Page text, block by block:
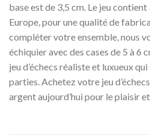
base est de 3,5 cm. Le jeu
Europe, pour une qualité de
compléter votre ensemble, nous
échiquier avec des cases de 5 à 6
jeu d’échecs réaliste et luxueux
parties. Achetez votre jeu
argent aujourd’hui pour le plaisir